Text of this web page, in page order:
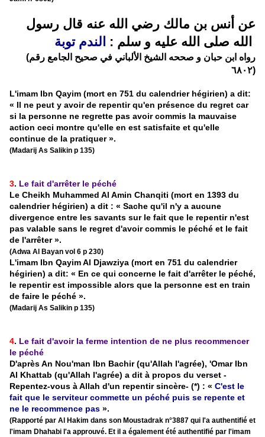
عن أنس بن مالك رضي الله عنه قال رسول
الله صلى الله عليه و سلم : الندم توبة
(رواه ابن حبان و صححه الشيخ الألباني في صحيح الجامع رقم
٦٨٠٢)
L'imam Ibn Qayim (mort en 751 du calendrier hégirien) a dit:
« Il ne peut y avoir de repentir qu'en présence du regret car
si la personne ne regrette pas avoir commis la mauvaise
action ceci montre qu'elle en est satisfaite et qu'elle
continue de la pratiquer ».
(Madarij As Salikin p 135)
3. Le fait d'arrêter le péché
Le Cheikh Muhammed Al Amin Chanqiti (mort en 1393 du
calendrier hégirien) a dit : « Sache qu'il n'y a aucune
divergence entre les savants sur le fait que le repentir n'est
pas valable sans le regret d'avoir commis le péché et le fait
de l'arrêter ».
(Adwa Al Bayan vol 6 p 230)
L'imam Ibn Qayim Al Djawziya (mort en 751 du calendrier
hégirien) a dit: « En ce qui concerne le fait d'arrêter le péché,
le repentir est impossible alors que la personne est en train
de faire le péché ».
(Madarij As Salikin p 135)
4. Le fait d'avoir la ferme intention de ne plus recommencer
le péché
D'après An Nou'man Ibn Bachir (qu'Allah l'agrée), 'Omar Ibn
Al Khattab (qu'Allah l'agrée) a dit à propos du verset -
Repentez-vous à Allah d'un repentir sincère- (*) : « C'est le
fait que le serviteur commette un péché puis se repente et
ne le recommence pas ».
(Rapporté par Al Hakim dans son Moustadrak n°3887 qui l'a authentifié et
l'imam Dhahabi l'a approuvé. Et il a également été authentifié par l'imam